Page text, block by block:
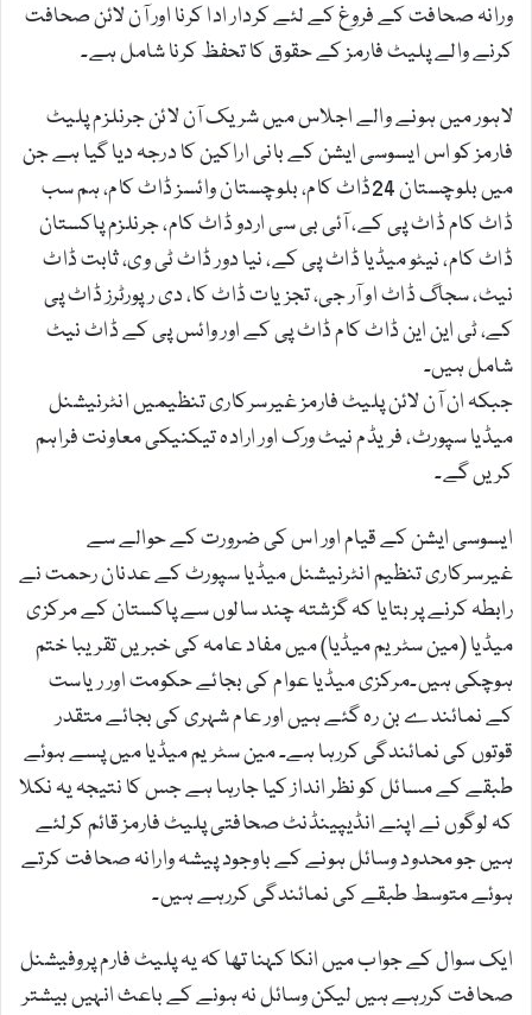
ورانہ صحافت کے فروغ کے لئے کردار ادا کرنا اور آن لائن صحافت
کرنے والے پلیٹ فارمز کے حقوق کا تحفظ کرنا شامل ہے۔
لاہور میں ہونے والے اجلاس میں شریک آن لائن جرنلزم پلیٹ
فارمز کو اس ایسوسی ایشن کے بانی اراکین کا درجہ دیا گیا ہے جن
میں بلوچستان 24ڈاٹ کام، بلوچستان وائسز ڈاٹ کام، ہم سب
ڈاٹ کام ڈاٹ پی کے، آئی بی سی اردو ڈاٹ کام، جرنلزم پاکستان
ڈاٹ کام، نیٹو میڈیا ڈاٹ پی کے، نیا دور ڈاٹ ٹی وی، ثابت ڈاٹ
نیٹ، سجاگ ڈاٹ او آر جی، تجزیات ڈاٹ کا، دی رپورٹرز ڈاٹ پی
کے، ٹی این این ڈاٹ کام ڈاٹ پی کے اور وائس پی کے ڈاٹ نیٹ
شامل ہیں۔
جبکہ ان آن لائن پلیٹ فارمز غیرسرکاری تنظیمیں انٹرنیشنل
میڈیا سپورٹ، فریڈم نیٹ ورک اور ارادہ تیکنیکی معاونت فراہم
کریں گے۔
ایسوسی ایشن کے قیام اور اس کی ضرورت کے حوالے سے
غیرسرکاری تنظیم انٹرنیشنل میڈیا سپورٹ کے عدنان رحمت نے
رابطہ کرنے پر بتایا کہ گزشتہ چند سالوں سے پاکستان کے مرکزی
میڈیا (مین سٹریم میڈیا) میں مفاد عامہ کی خبریں تقریبا ختم
ہوچکی ہیں۔مرکزی میڈیا عوام کی بجائے حکومت اور ریاست
کے نمائندے بن رہ گئے ہیں اور عام شہری کی بجائے متقدر
قوتوں کی نمائندگی کررہا ہے۔ مین سٹریم میڈیا میں پسے ہوئے
طبقے کے مسائل کو نظر انداز کیا جارہا ہے جس کا نتیجہ یہ نکلا
کہ لوگوں نے اپنے انڈیپینڈنٹ صحافتی پلیٹ فارمز قائم کرلئے
ہیں جو محدود وسائل ہونے کے باوجود پیشہ وارانہ صحافت کرتے
ہوئے متوسط طبقے کی نمائندگی کررہے ہیں۔
ایک سوال کے جواب میں انکا کہنا تھا کہ یہ پلیٹ فارم پروفیشنل
صحافت کررہے ہیں لیکن وسائل نہ ہونے کے باعث انہیں بیشتر